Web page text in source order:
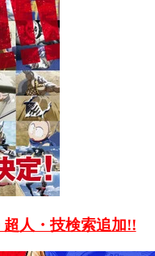
人・技検索追加!!